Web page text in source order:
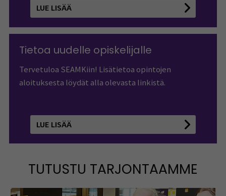
LUE LISÄÄ
Tietoa uudelle opiskelijalle
Tervetuloa SEAMKiin! Lisätietoa opintojen
aloituksesta löydät alla olevasta linkistä.
LUE LISÄÄ
TUTUSTU TARJONTAAMME